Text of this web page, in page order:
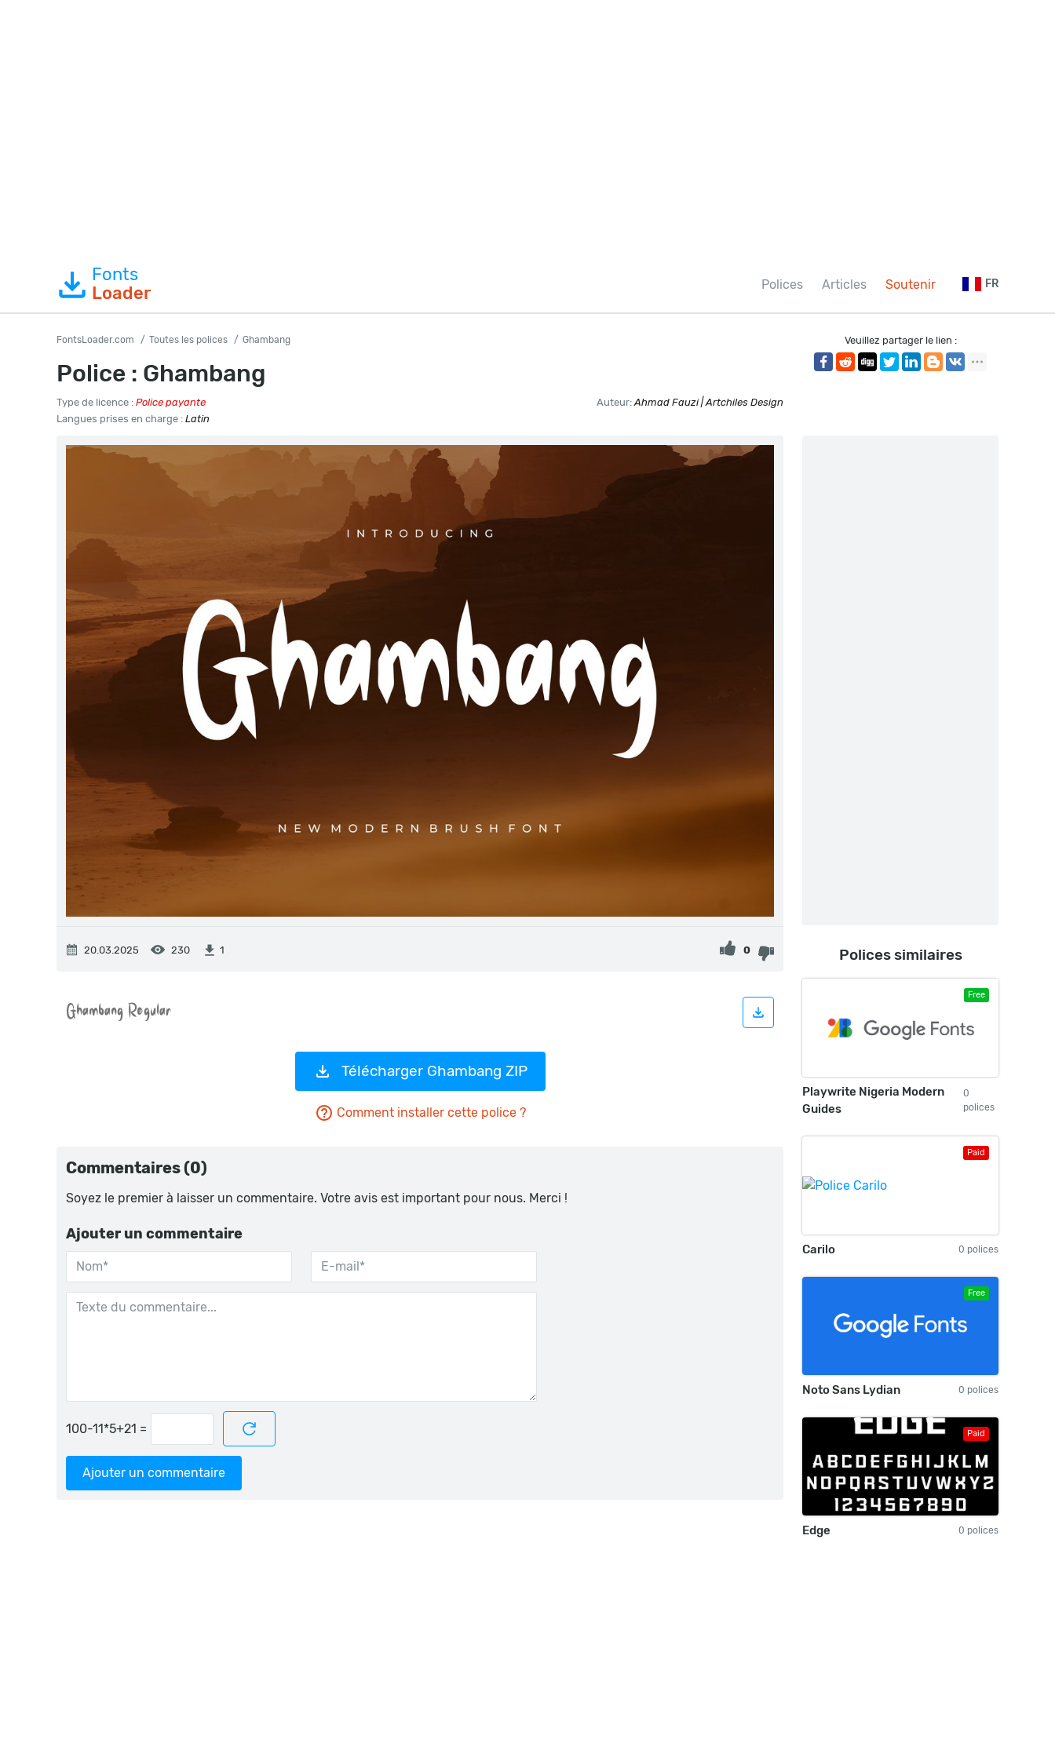
Fonts
Loader
Polices Articles Soutenir FR
FontsLoader.com Toutes les polices Ghambang
Police : Ghambang
Type de licence : Police payante Auteur:Ahmad Fauzi | Artchiles Design
Langues prises en charge : Latin
Veuillez partager le lien :
20.03.2025 230 1 0
Télécharger Ghambang ZIP
Comment installer cette police ?
Commentaires (0)
Soyez le premier à laisser un commentaire. Votre avis est important pour nous. Merci !
Ajouter un commentaire
=
Ajouter un commentaire
Polices similaires
Free
Playwrite Nigeria Modern
Guides
0
polices
Paid
Carilo 0 polices
Free
Noto Sans Lydian 0 polices
Paid
Edge 0 polices